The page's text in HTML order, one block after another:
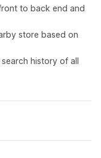
to back end and
store based on
history of all